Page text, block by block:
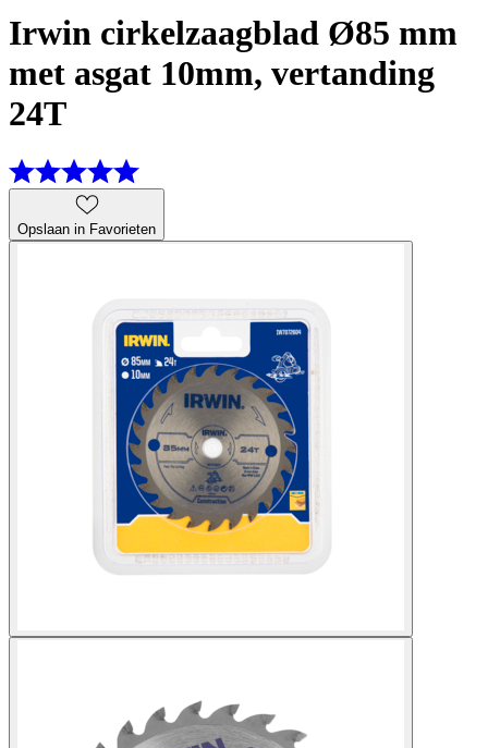
Irwin cirkelzaagblad Ø85 mm
met asgat 10mm, vertanding
24T
Opslaan in Favorieten